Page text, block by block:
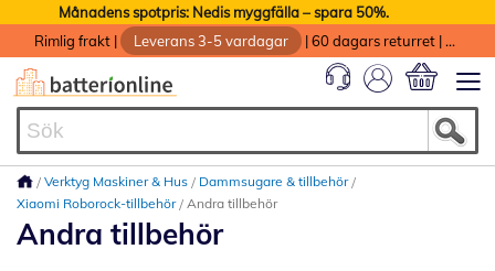
Månadens spotpris: Nedis myggfälla – spara 50%.
Rimlig frakt | Leverans 3-5 vardagar |60 dagars returret |
Verktyg Maskiner & Hus
Dammsugare & tillbehör
Xiaomi Roborock-tillbehör Andra tillbehör
Andra tillbehör